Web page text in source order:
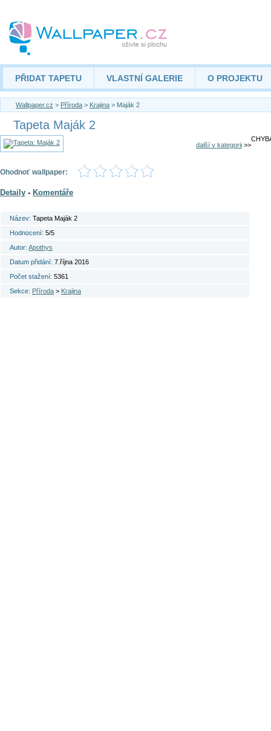
PŘIDAT TAPETU VLASTNÍ GALERIE O PROJEKTU
Wallpaper.cz > Příroda > Krajina > Maják 2
Tapeta Maják 2
další v kategorii >>
Ohodnoť wallpaper:
Detaily - Komentáře
Název: Tapeta Maják 2
Hodnocení: 5/5
Autor: Apothys
Datum přidání: 7.října 2016
Počet stažení: 5361
Sekce: Příroda > Krajina